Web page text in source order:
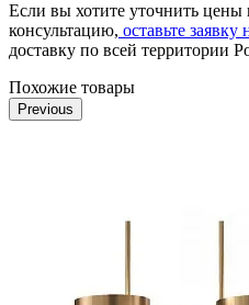
Если вы хотите уточнить
консультацию, оставьте заявку
доставку по всей территории
Похожие товары
Previous